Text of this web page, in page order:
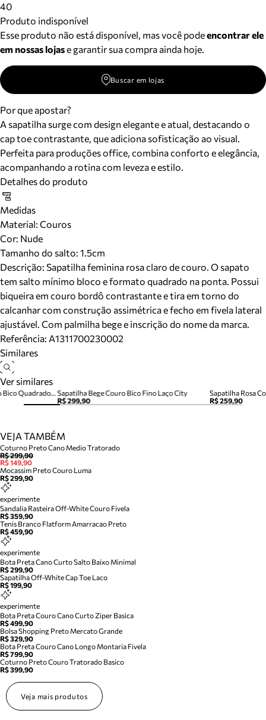
40
Produto indisponível
Esse produto não está disponível, mas você podeencontrar ele
em nossas lojase garantir sua compra ainda hoje.
Buscar em lojas
Por que apostar?
A sapatilha surge com design elegante e atual, destacando o
cap toe contrastante, que adiciona sofisticação ao visual.
Perfeita para produções office, combina conforto e elegância,
acompanhando a rotina com leveza e estilo.
Detalhes do produto
Medidas
Material: Couros
Cor: Nude
Tamanho do salto: 1.5cm
Descrição: Sapatilha feminina rosa claro de couro. O sapato
tem salto mínimo bloco e formato quadrado na ponta. Possui
biqueira em couro bordô contrastante e tira em torno do
calcanhar com construção assimétrica e fecho em fivela lateral
ajustável. Com palmilha bege e inscrição do nome da marca.
Referência: A1311700230002
Similares
Ver similares
Sapatilha Bege Couro Bico Fino Laço City
R$ 299,90
Sapatilha Rosa
R$ 259,90
Sapatilha Marrom Claro Couro Bico Quadrado Fivela
VEJA TAMBÉM
Coturno Preto Cano Medio Tratorado
R$ 299,90
R$ 149,90
Mocassim Preto Couro Luma
R$ 299,90
experimente
Sandalia Rasteira Off-White Couro Fivela
R$ 359,90
Tenis Branco Flatform Amarracao Preto
R$ 459,90
experimente
Bota Preta Cano Curto Salto Baixo Minimal
R$ 299,90
Sapatilha Off-White Cap Toe Laco
R$ 199,90
experimente
Bota Preta Couro Cano Curto Ziper Basica
R$ 499,90
Bolsa Shopping Preto Mercato Grande
R$ 329,90
Bota Preta Couro Cano Longo Montaria Fivela
R$ 799,90
Coturno Preto Couro Tratorado Basico
R$ 399,90
Veja mais produtos